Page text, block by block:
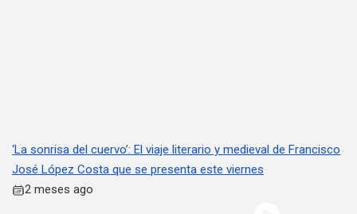
‘La sonrisa del cuervo’: El viaje literario y medieval de Francisco
José López Costa que se presenta este viernes
2 meses ago